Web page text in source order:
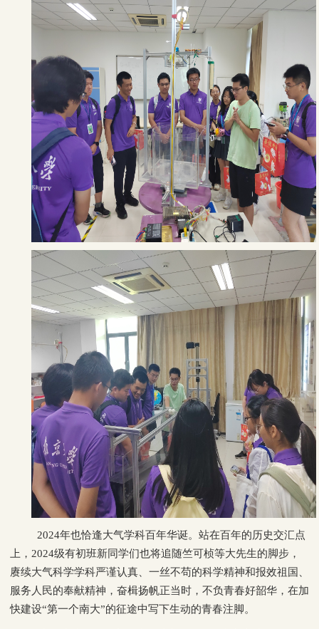
2024年也恰逢大气学科百年华诞。站在百年的历史交汇点
上，2024级有初班新同学们也将追随竺可桢等大先生的脚步，
赓续大气科学学科严谨认真、一丝不苟的科学精神和报效祖国、
服务人民的奉献精神，奋楫扬帆正当时，不负青春好韶华，在加
快建设“第一个南大”的征途中写下生动的青春注脚。